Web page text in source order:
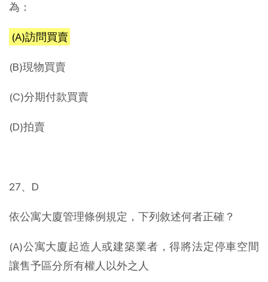
為：
(A)訪問買賣
(B)現物買賣
(C)分期付款買賣
(D)拍賣
27、D
依公寓大廈管理條例規定，下列敘述何者正確？
(A)公寓大廈起造人或建築業者，得將法定停車空間
讓售予區分所有權人以外之人